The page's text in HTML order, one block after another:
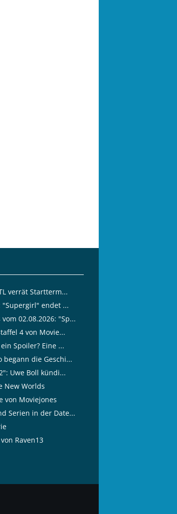
verrät Startterm...
"Supergirl" endet ...
02.08.2026: "Sp...
4 von Movie...
Spoiler? Eine ...
begann die Geschi...
Uwe Boll kündi...
New Worlds
von Moviejones
Serien in der Date...
Raven13